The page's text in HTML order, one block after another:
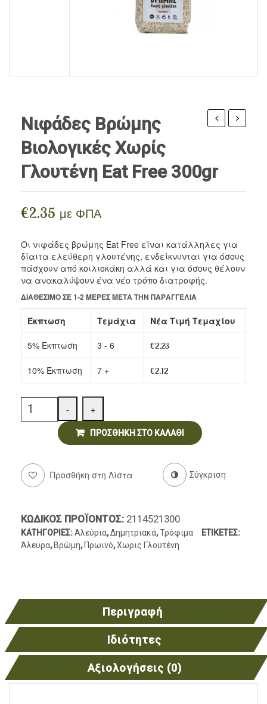
Όσπρια / Ζυμαρικά
Δημητριακά
Αλείμματα Spreads
Snacks
Αρτοσκευάσματα
Ντελικατέσεν
Νιφάδες & Σπόροι Δημητριακών
Βιολογικό
Βιοαγρός
Νιφάδες Βρώμης
Βιολογικές Χωρίς
Γλουτένη Eat Free 300gr
€2.35 με ΦΠΑ
Οι νιφάδες βρώμης Eat Free είναι κατάλληλες για
δίαιτα ελεύθερη γλουτένης, ενδείκνυνται για όσους
πάσχουν από κοιλιοκάκη αλλά και για όσους θέλουν
να ανακαλύψουν ένα νέο τρόπο διατροφής.
ΔΙΑΘΈΣΙΜΟ ΣΕ 1-2 ΜΈΡΕΣ ΜΕΤΆ ΤΗΝ ΠΑΡΑΓΓΕΛΊΑ
Έκπτωση Τεμάχια Νέα Τιμή Τεμαχίου
5% Έκπτωση 3 - 6 €2.23
10% Έκπτωση 7 + €2.12
- +
ΠΡΟΣΘΉΚΗ ΣΤΟ ΚΑΛΆΘΙ
Προσθήκη στη Λίστα Σύγκριση
ΚΩΔΙΚΌΣ ΠΡΟΪΌΝΤΟΣ: 2114521300
ΚΑΤΗΓΟΡΊΕΣ:Αλεύρια,Δημητριακά,Τρόφιμα
ΕΤΙΚΈΤΕΣ:
Άλευρα, Βρώμη, Πρωινό,Χωρις Γλουτένη
Περιγραφή
Ιδιότητες
Αξιολογήσεις (0)